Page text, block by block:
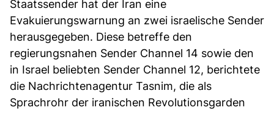
Staatssender hat der Iran eine
Evakuierungswarnung an zwei israelische Sender
herausgegeben. Diese betreffe den
regierungsnahen Sender Channel 14 sowie den
in Israel beliebten Sender Channel 12, berichtete
die Nachrichtenagentur Tasnim, die als
Sprachrohr der iranischen Revolutionsgarden